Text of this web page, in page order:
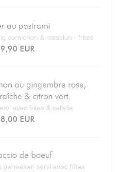
au pastrami
cornichon & mesclun - frites
EUR
au gingembre rose,
& citron vert.
avec frites & salade
EUR
de boeuf
parmesan servi avec frites